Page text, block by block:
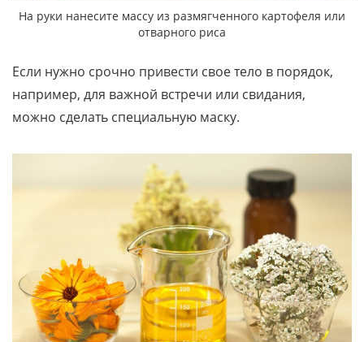
На руки нанесите массу из размягченного картофеля или
отварного риса
Если нужно срочно привести свое тело в порядок,
например, для важной встречи или свидания,
можно сделать специальную маску.